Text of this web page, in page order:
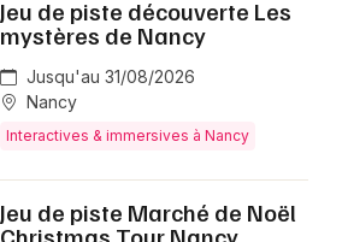
Jeu de piste découverte Les
mystères de Nancy
Jusqu'au 31/08/2026
Nancy
Interactives & immersives à Nancy
Jeu de piste Marché de Noël